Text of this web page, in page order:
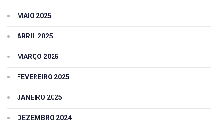
MAIO 2025
ABRIL 2025
MARÇO 2025
FEVEREIRO 2025
JANEIRO 2025
DEZEMBRO 2024